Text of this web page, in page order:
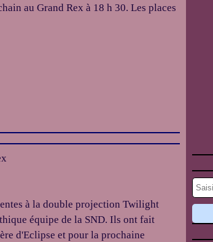
au Grand Rex à 18 h 30. Les places
à la double projection Twilight
équipe de la SND. Ils ont fait
d'Eclipse et pour la prochaine